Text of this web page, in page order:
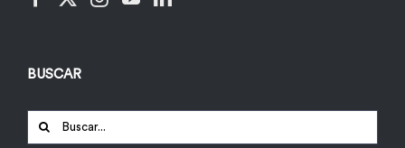
BUSCAR
Buscar: